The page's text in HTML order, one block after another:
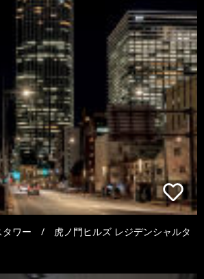
タワー / 虎ノ門ヒルズ レジデンシャルタ